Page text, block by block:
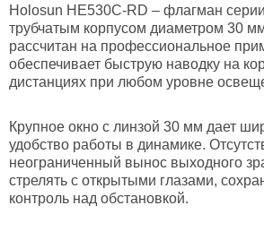
Holosun HE530C-RD – флагман
трубчатым корпусом диаметром 30
рассчитан на профессиональное
обеспечивает быструю наводку на
дистанциях при любом уровне
Крупное окно с линзой 30 мм дает
удобство работы в динамике.
неограниченный вынос выходного
стрелять с открытыми глазами,
контроль над обстановкой.